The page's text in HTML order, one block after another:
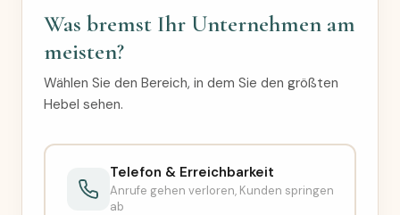
Was bremst Ihr Unternehmen am
meisten?
Wählen Sie den Bereich, in dem Sie den größten
Hebel sehen.
Telefon & Erreichbarkeit
Anrufe gehen verloren, Kunden springen
ab